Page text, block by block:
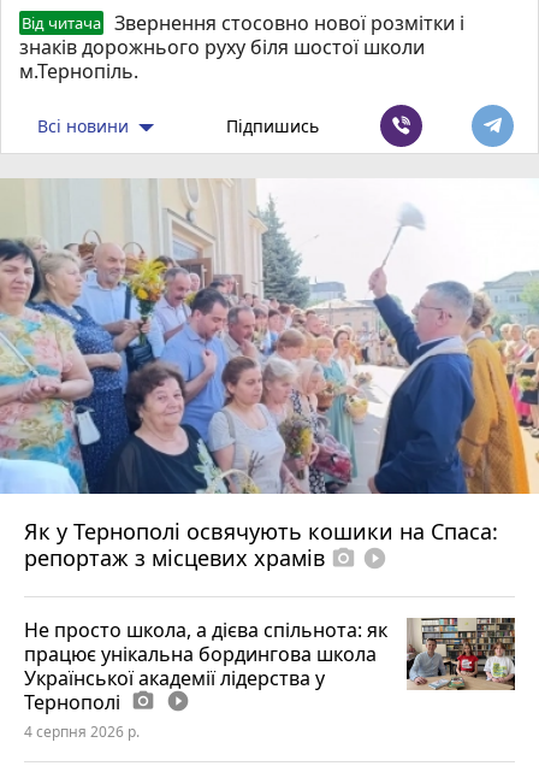
Від читача
Звернення стосовно нової розмітки і
знаків дорожнього руху біля шостої школи
м.Тернопіль.
Всі новини Підпишись
Як у Тернополі освячують кошики на Спаса:
репортаж з місцевих храмів photo_camera play_circle_filled
Не просто школа, а дієва спільнота: як
працює унікальна бордингова школа
Української академії лідерства у
Тернополі photo_camera play_circle_filled
4 серпня 2026 р.